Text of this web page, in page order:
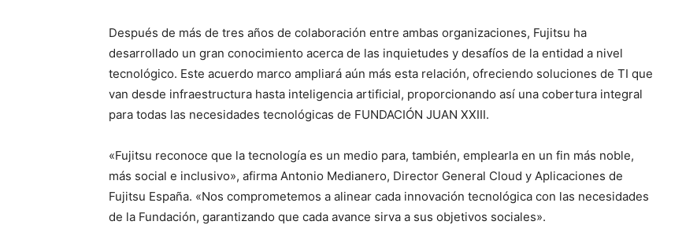
Después de más de tres años de colaboración entre ambas organizaciones, Fujitsu ha
desarrollado un gran conocimiento acerca de las inquietudes y desafíos de la entidad a nivel
tecnológico. Este acuerdo marco ampliará aún más esta relación, ofreciendo soluciones de TI que
van desde infraestructura hasta inteligencia artificial, proporcionando así una cobertura integral
para todas las necesidades tecnológicas de FUNDACIÓN JUAN XXIII.
«Fujitsu reconoce que la tecnología es un medio para, también, emplearla en un fin más noble,
más social e inclusivo», afirma Antonio Medianero, Director General Cloud y Aplicaciones de
Fujitsu España. «Nos comprometemos a alinear cada innovación tecnológica con las necesidades
de la Fundación, garantizando que cada avance sirva a sus objetivos sociales».